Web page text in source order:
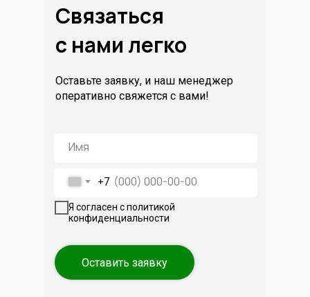
Связаться
с нами легко
Оставьте заявку, и наш менеджер
оперативно свяжется с вами!
+7
Я согласен с политикой
конфиденциальности
Оставить заявку